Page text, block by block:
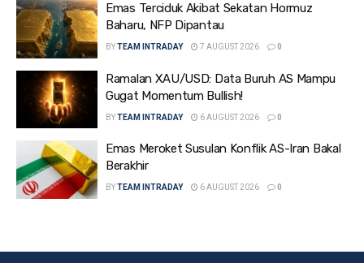
Emas Terciduk Akibat Sekatan Hormuz
Baharu, NFP Dipantau
BYTEAM INTRADAY 7 AUGUST 2026 0
Ramalan XAU/USD: Data Buruh AS Mampu
Gugat Momentum Bullish!
BYTEAM INTRADAY 6 AUGUST 2026 0
Emas Meroket Susulan Konflik AS-Iran Bakal
Berakhir
BYTEAM INTRADAY 6 AUGUST 2026 0